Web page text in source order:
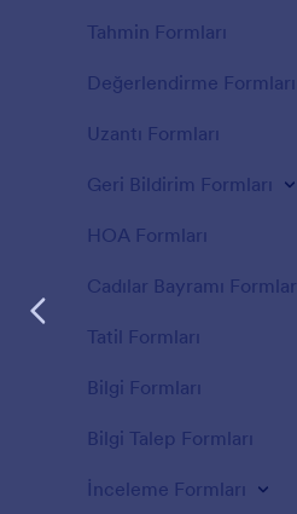
Tahmin Formları
Değerlendirme Formları
Uzantı Formları
Geri Bildirim Formları
HOA Formları
Cadılar Bayramı Formları
Tatil Formları
Bilgi Formları
Bilgi Talep Formları
İnceleme Formları